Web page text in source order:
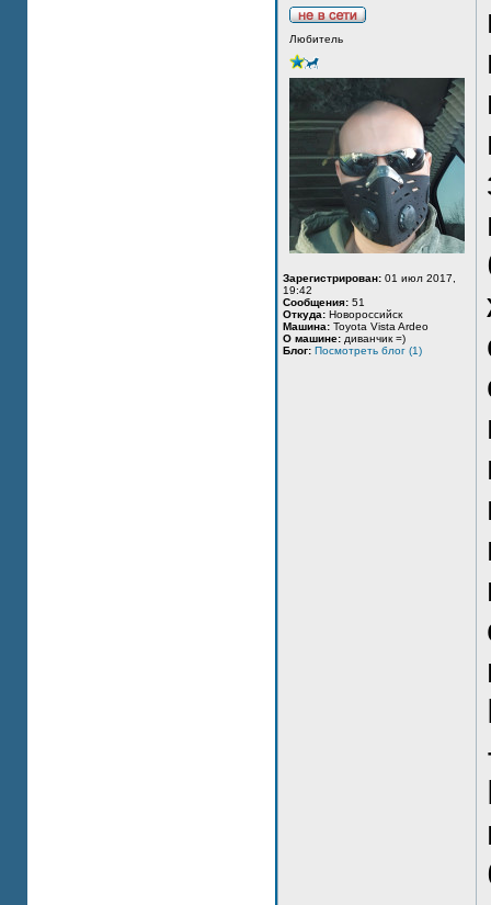
Любитель
Зарегистрирован: 01 июл 2017,
19:42
Сообщения: 51
Откуда: Новороссийск
Машина: Toyota Vista Ardeo
О машине: диванчик =)
Блог: Посмотреть блог (1)